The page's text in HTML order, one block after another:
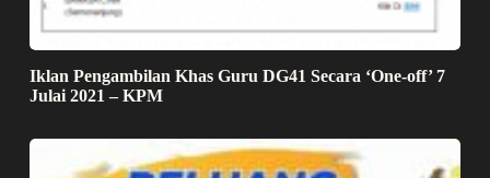
Iklan Pengambilan Khas Guru DG41 Secara ‘One-off’ 7
Julai 2021 – KPM